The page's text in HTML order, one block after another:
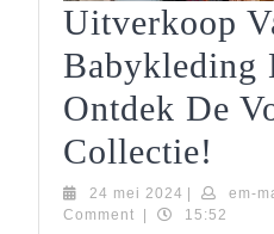
Uitverkoop
Babykleding
Ontdek De
Collectie!
Van
24 mei 2024 24
mei
| em-
Comment
| 15:52